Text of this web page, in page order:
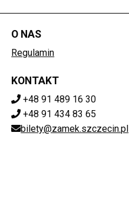
O NAS
Regulamin
KONTAKT
+48 91 489 16 30
+48 91 434 83 65
bilety@zamek.szczecin.pl